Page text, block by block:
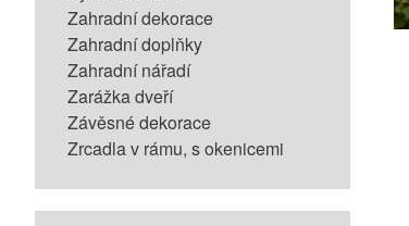
Zahradní dekorace
Zahradní doplňky
Zahradní nářadí
Zarážka dveří
Závěsné dekorace
Zrcadla v rámu, s okenicemi